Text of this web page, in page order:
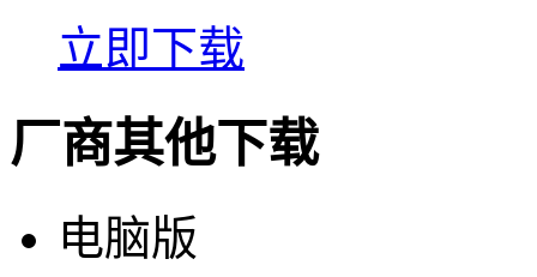
立即下载
厂商其他下载
电脑版